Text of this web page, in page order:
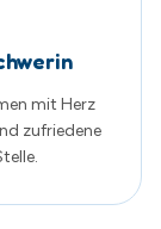
für
Service.